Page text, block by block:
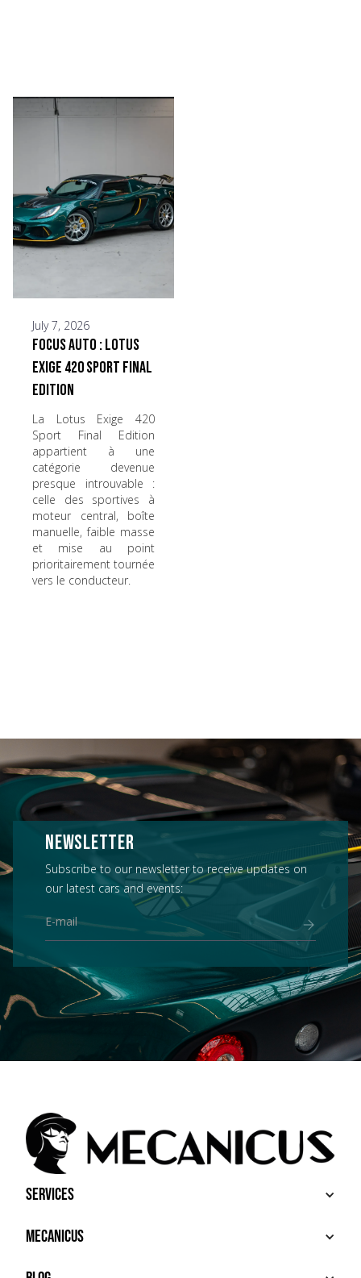
July 7, 2026
Focus Auto : Lotus
Exige 420 Sport Final
Edition
La Lotus Exige 420
Sport Final Edition
appartient à une
catégorie devenue
presque introuvable :
celle des sportives à
moteur central, boîte
manuelle, faible masse
et mise au point
prioritairement tournée
vers le conducteur.
NEWSLETTER
Subscribe to our newsletter to receive updates on
our latest cars and events:
Services
BUY
SELL
Mecanicus
ABOUT